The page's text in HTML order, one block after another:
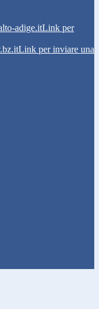
adige.itLink per
Link per inviare una